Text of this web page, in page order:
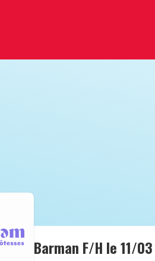
Barman F/H le 11/